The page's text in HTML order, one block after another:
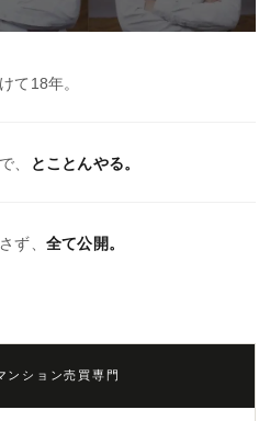
て18年。
、 とことんやる。
ず、 全て公開。
ション売買専門